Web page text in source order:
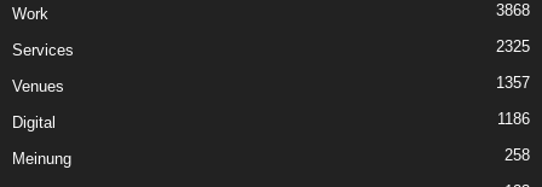
Work 3868
Services 2325
Venues 1357
Digital 1186
Meinung 258